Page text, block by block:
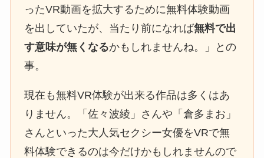
ったVR動画を拡大するために無料体験動画
を出していたが、当たり前になれば無料で出
す意味が無くなるかもしれませんね。」との
事。
現在も無料VR体験が出来る作品は多くはあ
りません。「佐々波綾」さんや「倉多まお」
さんといった大人気セクシー女優をVRで無
料体験できるのは今だけかもしれませんので